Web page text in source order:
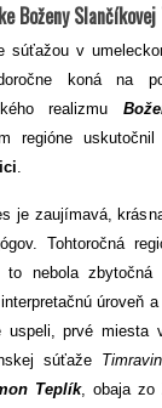
Boženy
súťažou v
koná na
realizmu
regióne
.
je zaujímavá,
Tohtoročná
nebola zbytočná
úroveň
uspeli, prvé miesta
súťaže
Teplík, obaja zo